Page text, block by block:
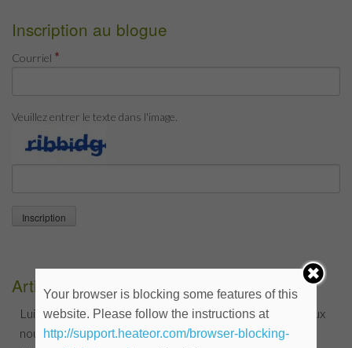
Inscription au blogue
Courriel *
Veuillez entrer le texte dans l'image.
Articles récents
Luigi Rucci : transmettre sa passion pour la mécanique aux
nouvelles générations
Your browser is blocking some features of this
website. Please follow the instructions at
http://support.heateor.com/browser-blocking-